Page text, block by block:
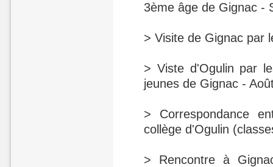
3ème âge de Gignac -
> Visite de Gignac par
> Viste d'Ogulin par
jeunes de Gignac -
> Correspondance
collège d'Ogulin
> Rencontre à